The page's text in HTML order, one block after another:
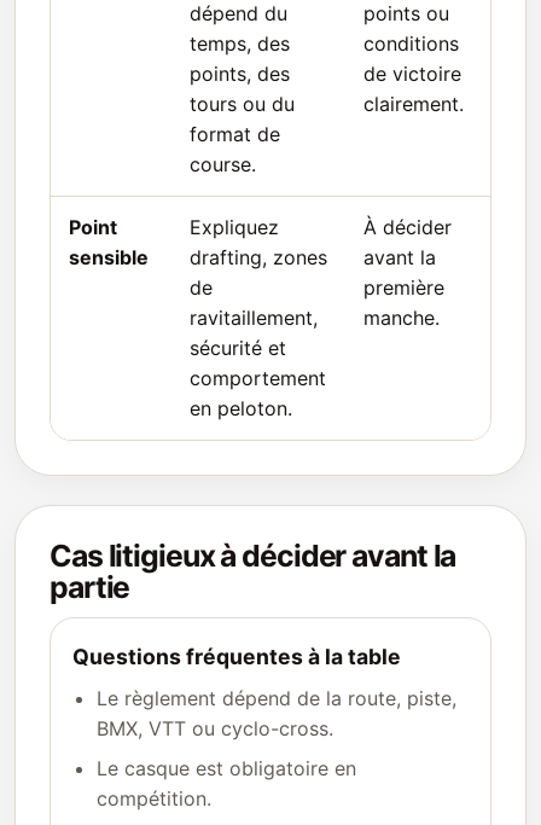
dépend du
temps, des
points, des
tours ou du
format de
course.
points ou
conditions
de victoire
clairement.
Point
sensible
Expliquez
drafting, zones
de
ravitaillement,
sécurité et
comportement
en peloton.
À décider
avant la
première
manche.
Cas litigieux à décider avant la
partie
Questions fréquentes à la table
Le règlement dépend de la route, piste,
BMX, VTT ou cyclo-cross.
Le casque est obligatoire en
compétition.